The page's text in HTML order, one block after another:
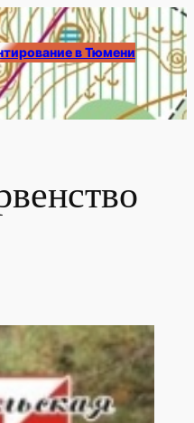
в Тюмени